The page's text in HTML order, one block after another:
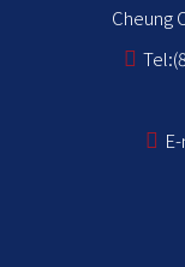
Cheung
Tel: